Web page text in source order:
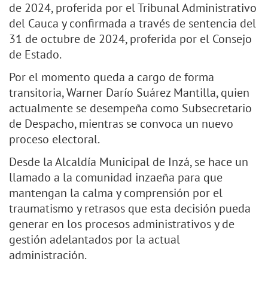
de 2024, proferida por el Tribunal Administrativo
del Cauca y confirmada a través de sentencia del
31 de octubre de 2024, proferida por el Consejo
de Estado.
Por el momento queda a cargo de forma
transitoria, Warner Darío Suárez Mantilla, quien
actualmente se desempeña como Subsecretario
de Despacho, mientras se convoca un nuevo
proceso electoral.
Desde la Alcaldía Municipal de Inzá, se hace un
llamado a la comunidad inzaeña para que
mantengan la calma y comprensión por el
traumatismo y retrasos que esta decisión pueda
generar en los procesos administrativos y de
gestión adelantados por la actual
administración.